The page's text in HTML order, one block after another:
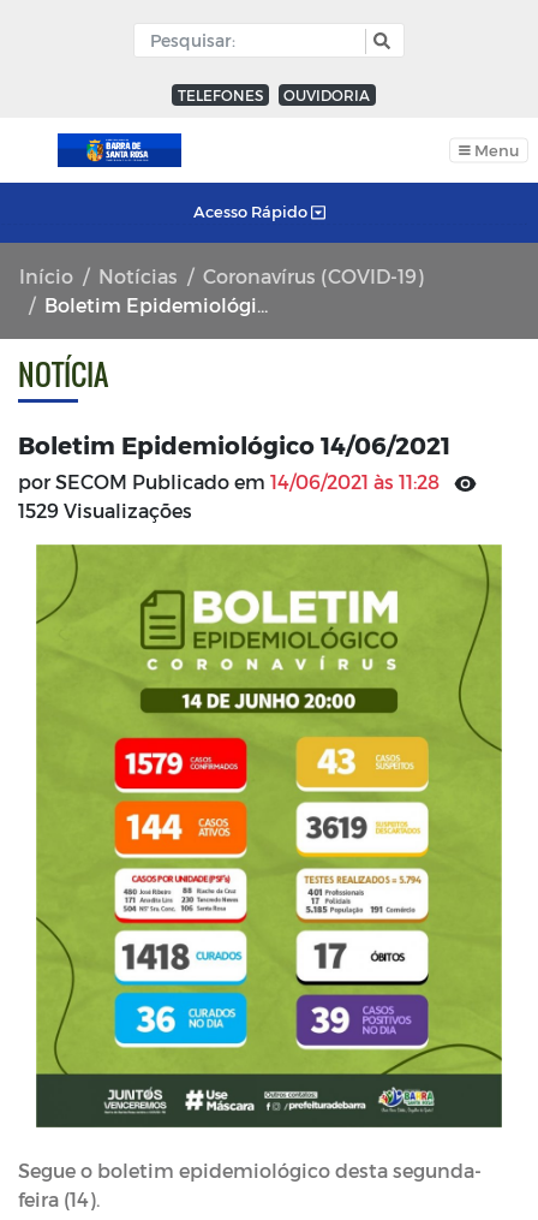
TELEFONES OUVIDORIA
Menu
Acesso Rápido
Início Notícias
Coronavírus (COVID-19)
Boletim Epidemiológico 14/06/2021
NOTÍCIA
Boletim Epidemiológico 14/06/2021
por SECOM Publicado em 14/06/2021 às 11:28
1529 Visualizações
Segue o boletim epidemiológico desta segunda-
feira (14).